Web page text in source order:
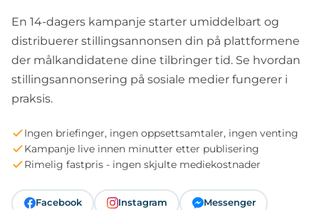
En 14-dagers kampanje starter umiddelbart og
distribuerer stillingsannonsen din på plattformene
der målkandidatene dine tilbringer tid. Se hvordan
stillingsannonsering på sosiale medier fungerer i
praksis.
Ingen briefinger, ingen oppsettsamtaler, ingen venting
Kampanje live innen minutter etter publisering
Rimelig fastpris - ingen skjulte mediekostnader
Facebook Instagram Messenger